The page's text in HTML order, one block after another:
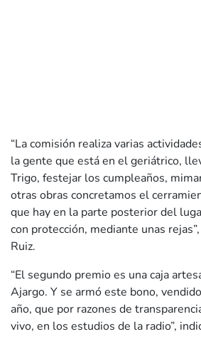
“La comisión realiza varias
la gente que está en el geriátrico,
Trigo, festejar los cumpleaños,
otras obras concretamos el
que hay en la parte posterior del
con protección, mediante unas
Ruiz.
“El segundo premio es una caja
Ajargo. Y se armó este bono,
año, que por razones de
vivo, en los estudios de la radio”,